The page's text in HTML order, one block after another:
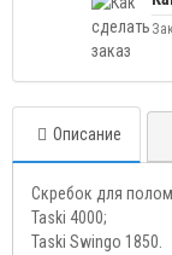
Описание
Скребок для
Taski 4000;
Taski Swingo 1850.